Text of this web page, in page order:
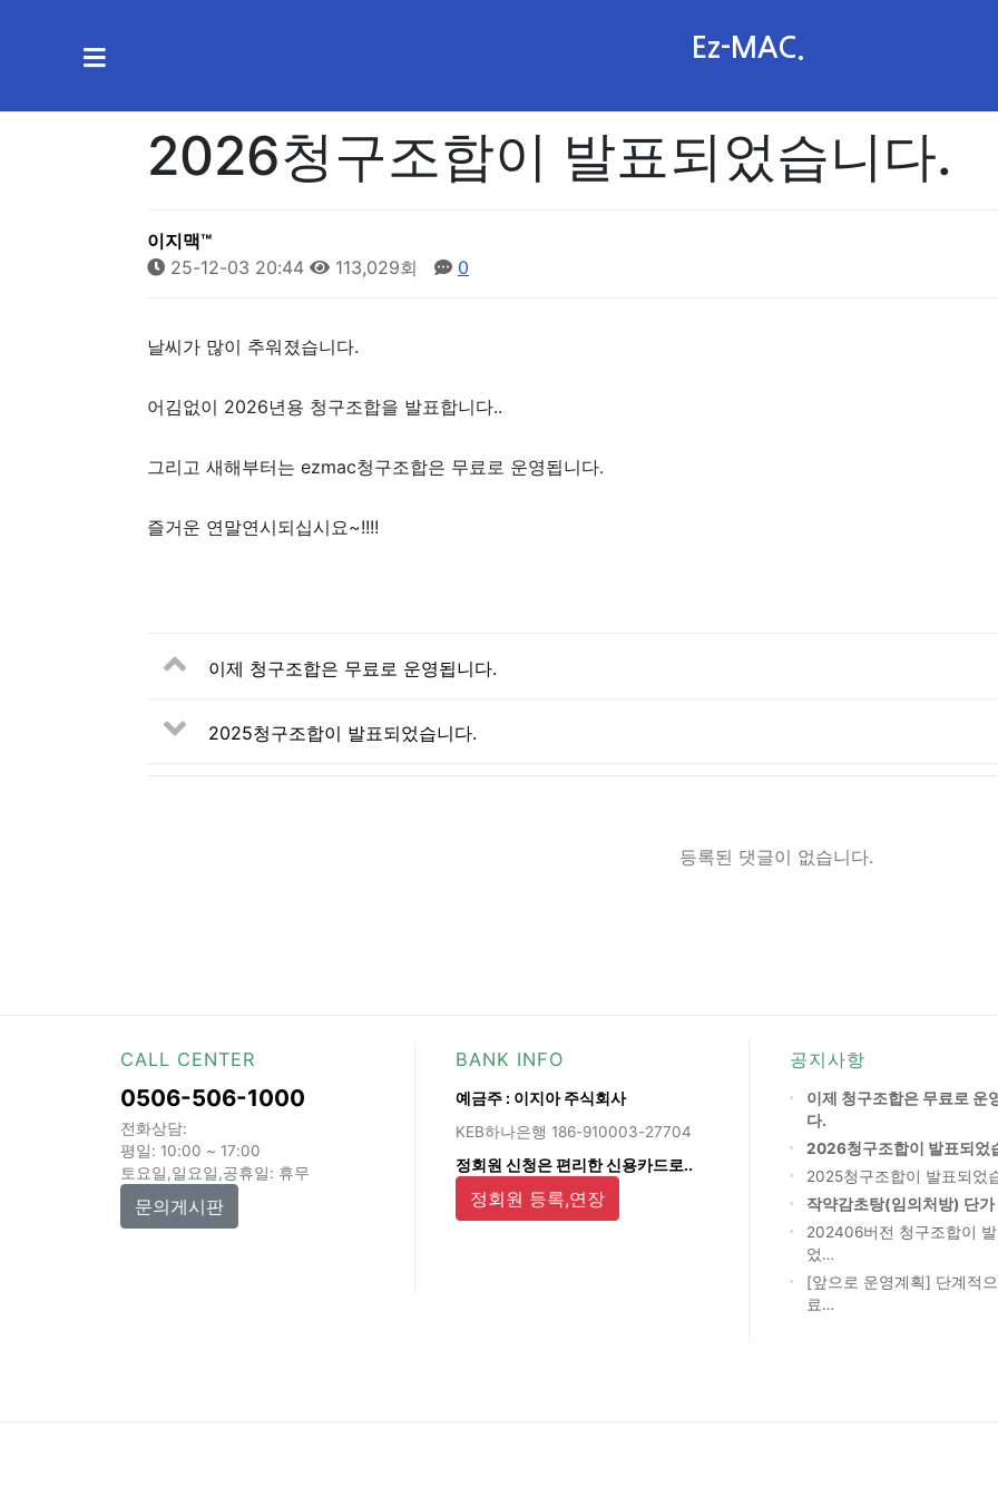
Ez-MAC.
2026청구조합이 발표되었습니다.
이지맥™
25-12-03 20:44
113,029회 0
날씨가 많이 추워졌습니다.
어김없이 2026년용 청구조합을 발표합니다..
그리고 새해부터는 ezmac청구조합은 무료로 운영됩니다.
즐거운 연말연시되십시요~!!!!
이제 청구조합은 무료로 운영됩니다.
2025청구조합이 발표되었습니다.
등록된 댓글이 없습니다.
CALL CENTER
0506-506-1000
전화상담:
평일: 10:00 ~ 17:00
토요일,일요일,공휴일: 휴무
문의게시판
BANK INFO
예금주 : 이지아 주식회사
KEB하나은행 186-910003-27704
정회원 신청은 편리한 신용카드로..
정회원 등록,연장
공지사항
이제 청구조합은 무료로 운
다.
2026청구조합이 발표되었
2025청구조합이 발표되었
작약감초탕(임의처방) 단가
202406버전 청구조합이
었…
[앞으로 운영계획] 단계적
료…